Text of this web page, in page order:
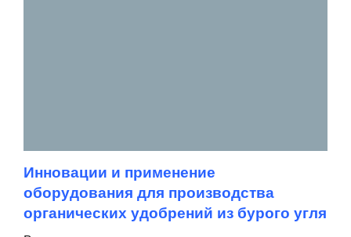
Инновации и применение
оборудования для производства
органических удобрений из бурого угля